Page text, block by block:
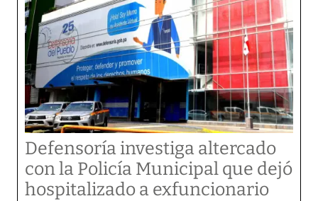
Defensoría investiga altercado
con la Policía Municipal que dejó
hospitalizado a exfuncionario